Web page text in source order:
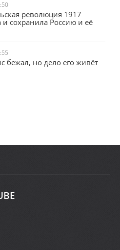
революция 1917
и сохранила Россию и её
бежал, но дело его живёт